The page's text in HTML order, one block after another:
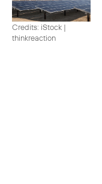
Credits: iStock |
thinkreaction